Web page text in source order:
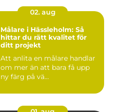
02. aug
Målare i Hässleholm: Så
hittar du rätt kvalitet för
ditt projekt
Att anlita en målare handlar
om mer än att bara få upp
ny färg på vä...